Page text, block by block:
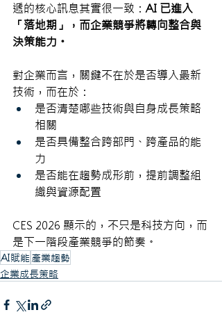
遞的核心訊息其實很一致：AI 已進入
「落地期」，而企業競爭將轉向整合與
決策能力。
對企業而言，關鍵不在於是否導入最新
技術，而在於：
是否清楚哪些技術與自身成長策略
相關
是否具備整合跨部門、跨產品的能
力
是否能在趨勢成形前，提前調整組
織與資源配置
CES 2026 顯示的，不只是科技方向，而
是下一階段產業競爭的節奏。
AI賦能 產業趨勢
企業成長策略